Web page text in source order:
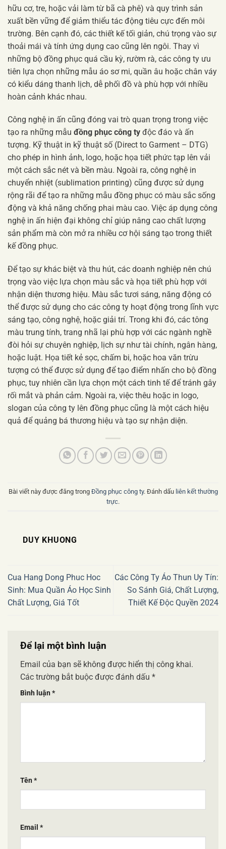
hữu cơ, tre, hoặc vải làm từ bã cà phê) và quy trình sản
xuất bền vững để giảm thiểu tác động tiêu cực đến môi
trường. Bên cạnh đó, các thiết kế tối giản, chú trọng vào sự
thoải mái và tính ứng dụng cao cũng lên ngôi. Thay vì
những bộ đồng phục quá cầu kỳ, rườm rà, các công ty ưu
tiên lựa chọn những mẫu áo sơ mi, quần âu hoặc chân váy
có kiểu dáng thanh lịch, dễ phối đồ và phù hợp với nhiều
hoàn cảnh khác nhau.
Công nghệ in ấn cũng đóng vai trò quan trọng trong việc
tạo ra những mẫu đồng phục công ty độc đáo và ấn
tượng. Kỹ thuật in kỹ thuật số (Direct to Garment – DTG)
cho phép in hình ảnh, logo, hoặc họa tiết phức tạp lên vải
một cách sắc nét và bền màu. Ngoài ra, công nghệ in
chuyển nhiệt (sublimation printing) cũng được sử dụng
rộng rãi để tạo ra những mẫu đồng phục có màu sắc sống
động và khả năng chống phai màu cao. Việc áp dụng công
nghệ in ấn hiện đại không chỉ giúp nâng cao chất lượng
sản phẩm mà còn mở ra nhiều cơ hội sáng tạo trong thiết
kế đồng phục.
Để tạo sự khác biệt và thu hút, các doanh nghiệp nên chú
trọng vào việc lựa chọn màu sắc và họa tiết phù hợp với
nhận diện thương hiệu. Màu sắc tươi sáng, năng động có
thể được sử dụng cho các công ty hoạt động trong lĩnh vực
sáng tạo, công nghệ, hoặc giải trí. Trong khi đó, các tông
màu trung tính, trang nhã lại phù hợp với các ngành nghề
đòi hỏi sự chuyên nghiệp, lịch sự như tài chính, ngân hàng,
hoặc luật. Họa tiết kẻ sọc, chấm bi, hoặc hoa văn trừu
tượng có thể được sử dụng để tạo điểm nhấn cho bộ đồng
phục, tuy nhiên cần lựa chọn một cách tinh tế để tránh gây
rối mắt và phản cảm. Ngoài ra, việc thêu hoặc in logo,
slogan của công ty lên đồng phục cũng là một cách hiệu
quả để quảng bá thương hiệu và tạo sự nhận diện.
Bài viết này được đăng trong Đồng phục công ty. Đánh dấu liên kết thường
trực.
DUY KHUONG
Cua Hang Dong Phuc Hoc
Sinh: Mua Quần Áo Học Sinh
Chất Lượng, Giá Tốt
Các Công Ty Áo Thun Uy Tín:
So Sánh Giá, Chất Lượng,
Thiết Kế Độc Quyền 2024
Để lại một bình luận
Email của bạn sẽ không được hiển thị công khai.
Các trường bắt buộc được đánh dấu *
Bình luận *
Tên *
Email *